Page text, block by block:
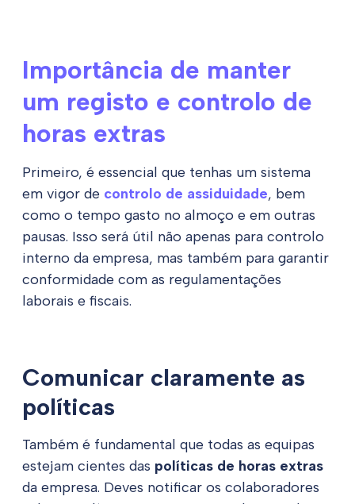
Importância de manter
um registo e controlo de
horas extras
Primeiro, é essencial que tenhas um sistema
em vigor de controlo de assiduidade, bem
como o tempo gasto no almoço e em outras
pausas. Isso será útil não apenas para controlo
interno da empresa, mas também para garantir
conformidade com as regulamentações
laborais e fiscais.
Comunicar claramente as
políticas
Também é fundamental que todas as equipas
estejam cientes das políticas de horas extras
da empresa. Deves notificar os colaboradores